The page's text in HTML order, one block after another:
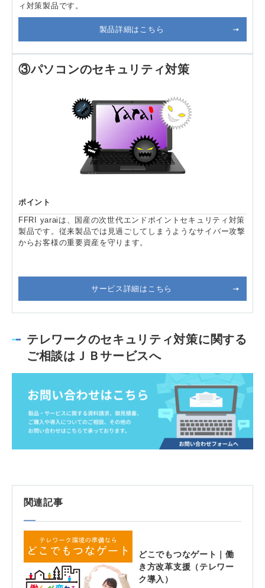
ィ対策製品です。
製品詳細はこちら
③パソコンのセキュリティ対策
ポイント
FFRI yaraiは、国産の次世代エンドポイントセキュリティ対策
製品です。従来製品では見過ごしてしまうようなサイバー攻撃
からお客様の重要資産を守ります。
サービス詳細はこちら
テレワークのセキュリティ対策に関する
ご相談はＪＢサービスへ
関連記事
どこでもつなゲート｜働
き方改革支援（テレワー
ク導入）